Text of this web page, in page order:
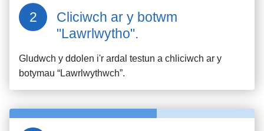
Cliciwch ar y botwm
"Lawrlwytho".
Gludwch y ddolen i'r ardal testun a chliciwch ar y
botymau “Lawrlwythwch”.